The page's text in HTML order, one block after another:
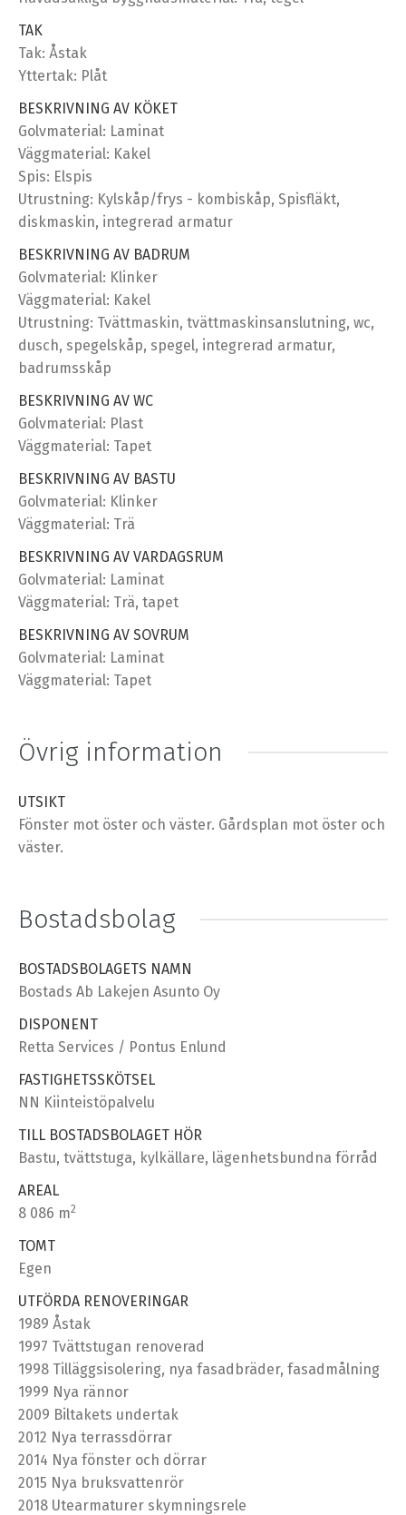
TAK
Tak: Åstak
Yttertak: Plåt
BESKRIVNING AV KÖKET
Golvmaterial: Laminat
Väggmaterial: Kakel
Spis: Elspis
Utrustning: Kylskåp/frys - kombiskåp, Spisfläkt,
diskmaskin, integrerad armatur
BESKRIVNING AV BADRUM
Golvmaterial: Klinker
Väggmaterial: Kakel
Utrustning: Tvättmaskin, tvättmaskinsanslutning, wc,
dusch, spegelskåp, spegel, integrerad armatur,
badrumsskåp
BESKRIVNING AV WC
Golvmaterial: Plast
Väggmaterial: Tapet
BESKRIVNING AV BASTU
Golvmaterial: Klinker
Väggmaterial: Trä
BESKRIVNING AV VARDAGSRUM
Golvmaterial: Laminat
Väggmaterial: Trä, tapet
BESKRIVNING AV SOVRUM
Golvmaterial: Laminat
Väggmaterial: Tapet
Övrig information
UTSIKT
Fönster mot öster och väster. Gårdsplan mot öster och
väster.
Bostadsbolag
BOSTADSBOLAGETS NAMN
Bostads Ab Lakejen Asunto Oy
DISPONENT
Retta Services / Pontus Enlund
FASTIGHETSSKÖTSEL
NN Kiinteistöpalvelu
TILL BOSTADSBOLAGET HÖR
Bastu, tvättstuga, kylkällare, lägenhetsbundna förråd
AREAL
8 086 m2
TOMT
Egen
UTFÖRDA RENOVERINGAR
1989 Åstak
1997 Tvättstugan renoverad
1998 Tilläggsisolering, nya fasadbräder, fasadmålning
1999 Nya rännor
2009 Biltakets undertak
2012 Nya terrassdörrar
2014 Nya fönster och dörrar
2015 Nya bruksvattenrör
2018 Utearmaturer skymningsrele